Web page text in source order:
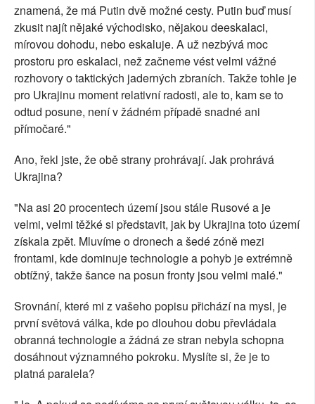
znamená, že má Putin dvě možné cesty. Putin buď musí
zkusit najít nějaké východisko, nějakou deeskalaci,
mírovou dohodu, nebo eskaluje. A už nezbývá moc
prostoru pro eskalaci, než začneme vést velmi vážné
rozhovory o taktických jaderných zbraních. Takže tohle je
pro Ukrajinu moment relativní radosti, ale to, kam se to
odtud posune, není v žádném případě snadné ani
přímočaré."
Ano, řekl jste, že obě strany prohrávají. Jak prohrává
Ukrajina?
"Na asi 20 procentech území jsou stále Rusové a je
velmi, velmi těžké si představit, jak by Ukrajina toto území
získala zpět. Mluvíme o dronech a šedé zóně mezi
frontami, kde dominuje technologie a pohyb je extrémně
obtížný, takže šance na posun fronty jsou velmi malé."
Srovnání, které mi z vašeho popisu přichází na mysl, je
první světová válka, kde po dlouhou dobu převládala
obranná technologie a žádná ze stran nebyla schopna
dosáhnout významného pokroku. Myslíte si, že je to
platná paralela?